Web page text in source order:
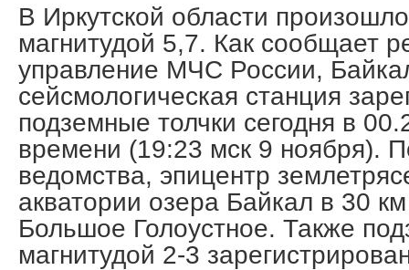
В Иркутской области
магнитудой 5,7. Как сообщает
управление МЧС России,
сейсмологическая станция
подземные толчки сегодня в
времени (19:23 мск 9 ноября).
ведомства, эпицентр
акватории озера Байкал в 30
Большое Голоустное. Также
магнитудой 2-3